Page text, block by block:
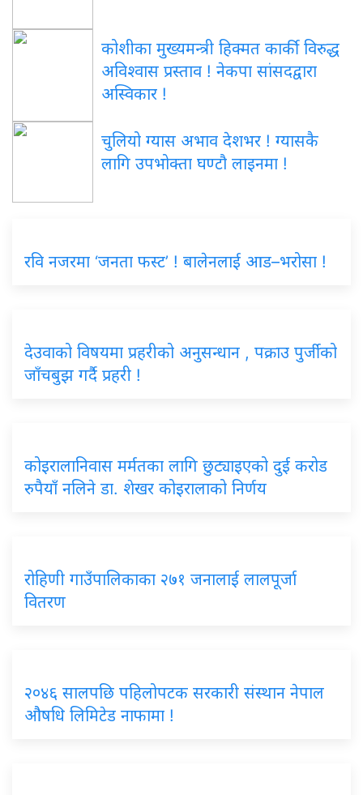
कोशीका मुख्यमन्त्री हिक्मत कार्की विरुद्ध
अविश्वास प्रस्ताव ! नेकपा सांसदद्वारा
अस्विकार !
चुलियो ग्यास अभाव देशभर ! ग्यासकै
लागि उपभोक्ता घण्टौ लाइनमा !
रवि नजरमा ‘जनता फस्ट’ ! बालेनलाई आड–भरोसा !
देउवाको विषयमा प्रहरीको अनुसन्धान , पक्राउ पुर्जीको
जाँचबुझ गर्दै प्रहरी !
कोइरालानिवास मर्मतका लागि छुट्याइएको दुई करोड
रुपैयाँ नलिने डा. शेखर कोइरालाको निर्णय
रोहिणी गाउँपालिकाका २७१ जनालाई लालपूर्जा
वितरण
२०४६ सालपछि पहिलोपटक सरकारी संस्थान नेपाल
औषधि लिमिटेड नाफामा !